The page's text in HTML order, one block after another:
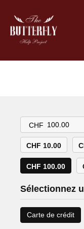
content
CHF
CHF 10.00
CHF 100.00
Sélectionnez
Carte de crédit